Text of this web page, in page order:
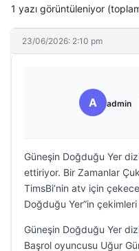
1 yazı görüntüleniyor
23/06/2026: 2:10 pm
A admin
Güneşin Doğduğu Yer
ettiriyor. Bir Zamanlar
TimsBi’nin atv için
Doğduğu Yer”in
Güneşin Doğduğu Yer
Başrol oyuncusu Uğur